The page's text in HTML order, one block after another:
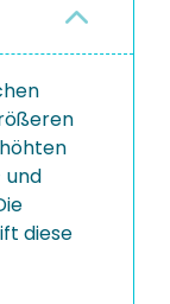
und
diese